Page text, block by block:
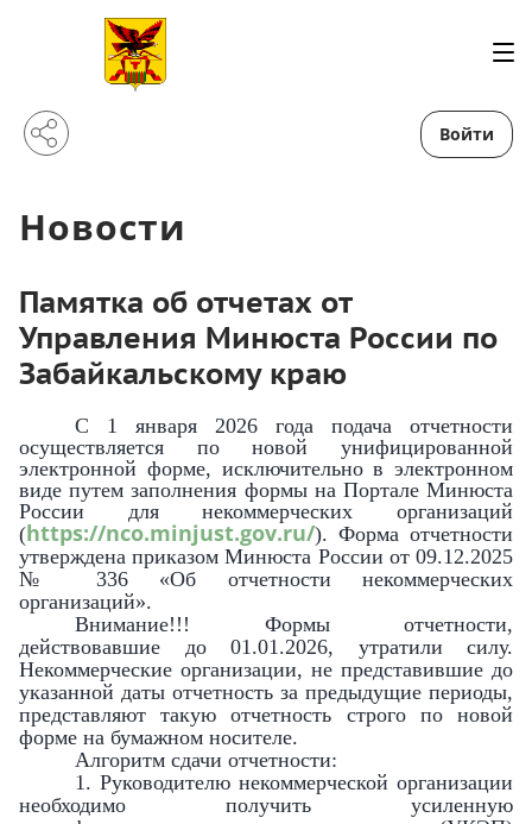
Войти
Новости
Памятка об отчетах от
Управления Минюста России по
Забайкальскому краю
С 1 января 2026 года подача отчетности
осуществляется по новой унифицированной
электронной форме, исключительно в электронном
виде путем заполнения формы на Портале Минюста
России для некоммерческих организаций
(https://nco.minjust.gov.ru/). Форма отчетности
утверждена приказом Минюста России от 09.12.2025
№ 336 «Об отчетности некоммерческих
организаций».
Внимание!!! Формы отчетности,
действовавшие до 01.01.2026, утратили силу.
Некоммерческие организации, не представившие до
указанной даты отчетность за предыдущие периоды,
представляют такую отчетность строго по новой
форме на бумажном носителе.
Алгоритм сдачи отчетности:
1. Руководителю некоммерческой организации
необходимо получить усиленную